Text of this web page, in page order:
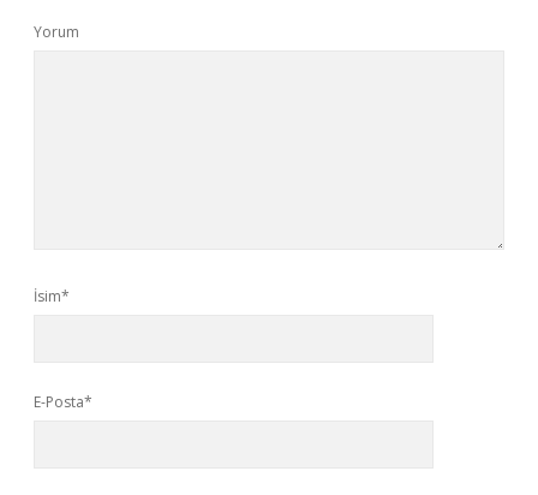
Yorum
İsim*
E-Posta*